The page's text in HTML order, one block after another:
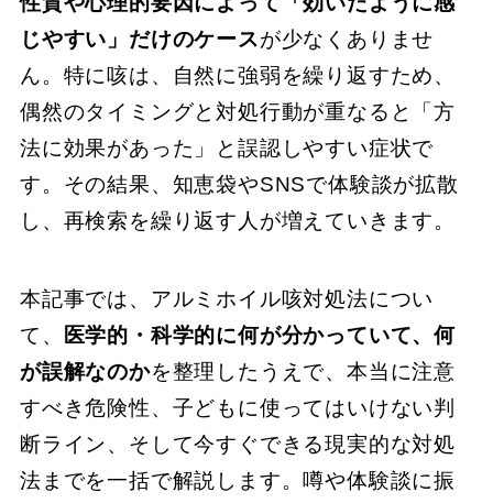
じやすい」だけのケースが少なくありませ
ん。特に咳は、自然に強弱を繰り返すため、
偶然のタイミングと対処行動が重なると「方
法に効果があった」と誤認しやすい症状で
す。その結果、知恵袋やSNSで体験談が拡散
し、再検索を繰り返す人が増えていきます。
本記事では、アルミホイル咳対処法につい
て、
医学的・科学的に何が分かっていて、何
が誤解なのかを整理したうえで、本当に注意
すべき危険性、子どもに使ってはいけない判
断ライン、そして今すぐできる現実的な対処
法までを一括で解説します。噂や体験談に振